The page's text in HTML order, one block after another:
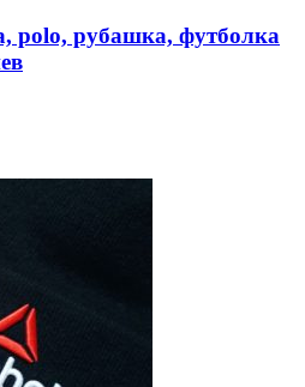
polo, рубашка, футболка